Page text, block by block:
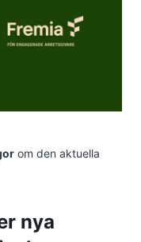
om den aktuella
nya